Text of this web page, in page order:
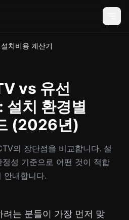
치비용 계산기
vs 유선
설치 환경별
(2026년)
의 장단점을 비교합니다. 설
성 기준으로 어떤 것이 적합
안내합니다.
는 분들이 가장 먼저 맞